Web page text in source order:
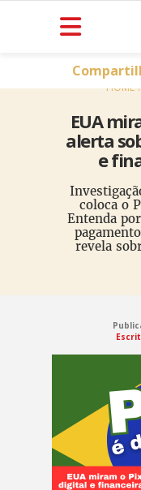
HOME
EUA
alerta
e
coloca o
Entenda
revela